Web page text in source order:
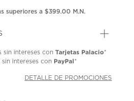
superiores a $399.00 M.N.
sin intereses conTarjetas Palacio*
sin intereses con PayPal*
DETALLE DE PROMOCIONES